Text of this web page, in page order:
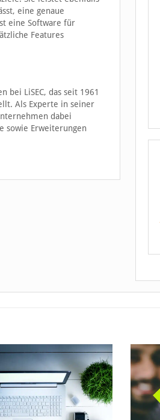
eine genaue
eine Software für
Features
bei LiSEC, das seit 1961
Als Experte in seiner
dabei
sowie Erweiterungen